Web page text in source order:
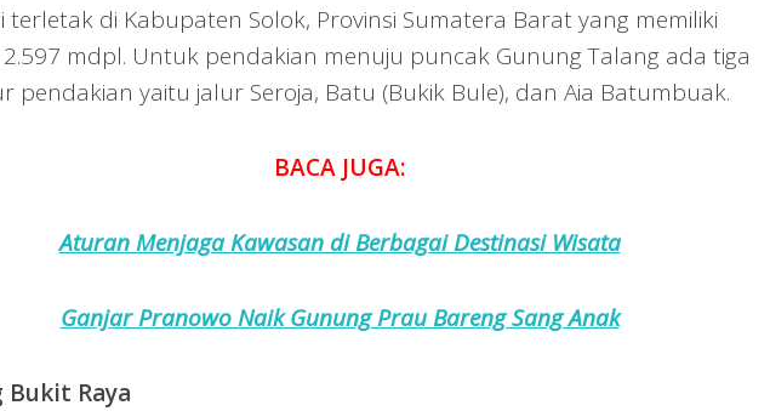
terletak di Kabupaten Solok, Provinsi Sumatera Barat yang memiliki
2.597 mdpl. Untuk pendakian menuju puncak Gunung Talang ada tiga
pendakian yaitu jalur Seroja, Batu (Bukik Bule), dan Aia Batumbuak.
BACA JUGA:
Aturan Menjaga Kawasan di Berbagai Destinasi Wisata
Ganjar Pranowo Naik Gunung Prau Bareng Sang Anak
Bukit Raya